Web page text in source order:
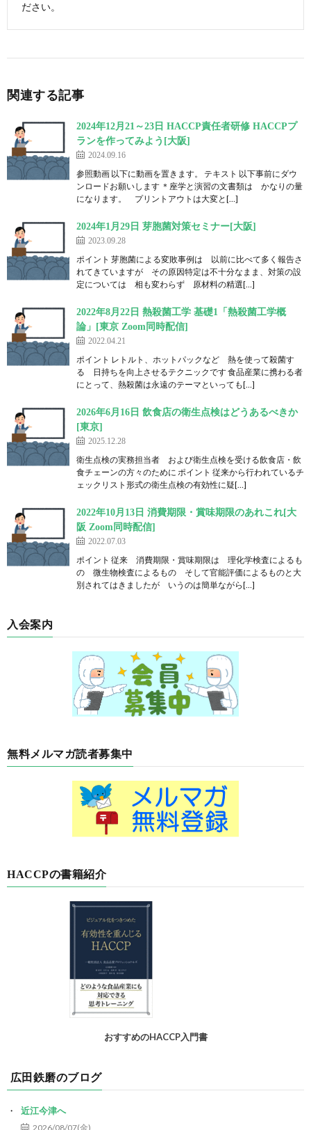
ださい。
関連する記事
2024年12月21～23日 HACCP責任者研修 HACCPプ
ランを作ってみよう[大阪]
2024.09.16
参照動画 以下に動画を置きます。 テキスト 以下事前にダウ
ンロードお願いします ＊座学と演習の文書類は かなりの量
になります。 プリントアウトは大変と[…]
2024年1月29日 芽胞菌対策セミナー[大阪]
2023.09.28
ポイント 芽胞菌による変敗事例は 以前に比べて多く報告さ
れてきていますが その原因特定は不十分なまま、対策の設
定については 相も変わらず 原材料の精選[…]
2022年8月22日 熱殺菌工学 基礎1「熱殺菌工学概
論」[東京 Zoom同時配信]
2022.04.21
ポイント レトルト、ホットパックなど 熱を使って殺菌す
る 日持ちを向上させるテクニックです 食品産業に携わる者
にとって、熱殺菌は永遠のテーマといっても[…]
2026年6月16日 飲食店の衛生点検はどうあるべきか
[東京]
2025.12.28
衛生点検の実務担当者 および衛生点検を受ける飲食店・飲
食チェーンの方々のために ポイント 従来から行われているチ
ェックリスト形式の衛生点検の有効性に疑[…]
2022年10月13日 消費期限・賞味期限のあれこれ[大
阪 Zoom同時配信]
2022.07.03
ポイント 従来 消費期限・賞味期限は 理化学検査によるも
の 微生物検査によるもの そして官能評価によるものと大
別されてはきましたが いうのは簡単ながら[…]
入会案内
無料メルマガ読者募集中
HACCPの書籍紹介
おすすめのHACCP入門書
広田鉄磨のブログ
近江今津へ
2026/08/07(金)